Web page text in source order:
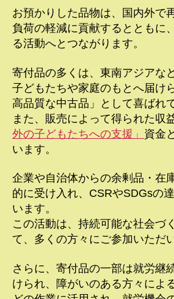
お預かりした品物は、国内外で
負荷の軽減に貢献するとともに
る活動へとつながります。
寄付品の多くは、東南アジアな
子どもたちや家庭のもとへ届け
高品質な中古品」として喜ばれ
また、販売によって得られた収
外の子どもたちへの支援」 資金
います。
企業や自治体からの余剰品・在
的に受け入れ、CSRやSDGsの
います。
この活動は、持続可能な社会づ
て、多くの方々にご参加いただ
さらに、寄付品の一部は就労継
けられ、障がいのある方々によ